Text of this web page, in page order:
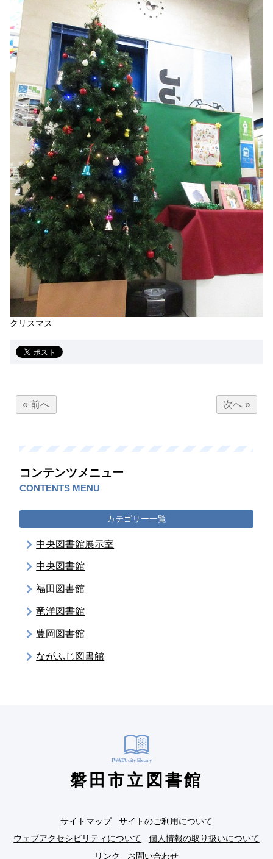
クリスマス
« 前へ 次へ »
コンテンツメニュー
CONTENTS MENU
カテゴリー一覧
中央図書館展示室
中央図書館
福田図書館
竜洋図書館
豊岡図書館
ながふじ図書館
磐田市立図書館
サイトマップ
サイトのご利用について
ウェブアクセシビリティについて
個人情報の取り扱いについて
リンク
お問い合わせ